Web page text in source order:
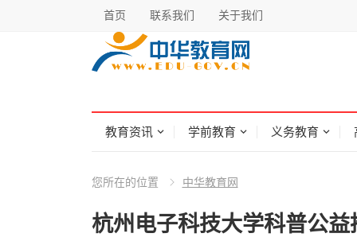
首页 联系我们 关于我们
教育资讯 学前教育 义务教育
您所在的位置 中华教育网
杭州电子科技大学科普公